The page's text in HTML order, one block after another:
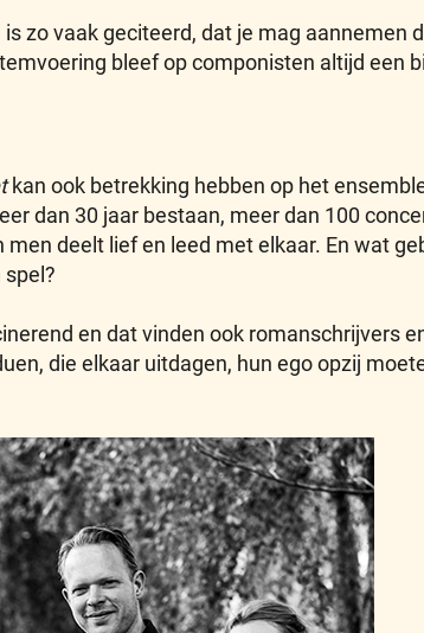
zo vaak geciteerd, dat je mag aannemen
bleef op componisten altijd een
kan ook betrekking hebben op het
dan 30 jaar bestaan, meer dan 100
deelt lief en leed met elkaar. En wat
en dat vinden ook romanschrijvers
die elkaar uitdagen, hun ego opzij